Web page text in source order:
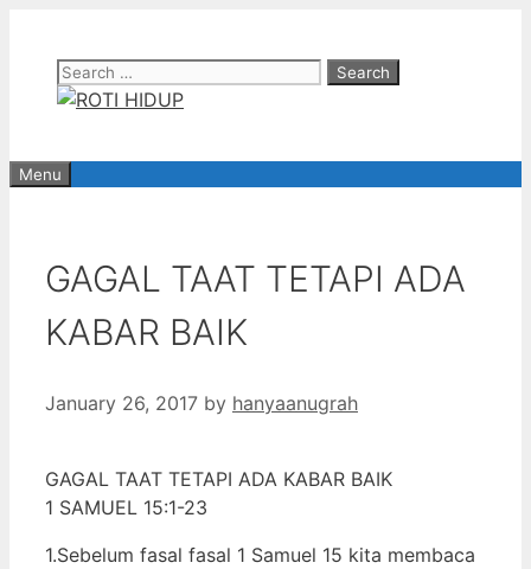
contentSearch
for:
Menu
GAGAL TAAT TETAPI ADA
KABAR BAIK
January 26, 2017 by hanyaanugrah
GAGAL TAAT TETAPI ADA KABAR BAIK
1 SAMUEL 15:1-23
1.Sebelum fasal fasal 1 Samuel 15 kita membaca